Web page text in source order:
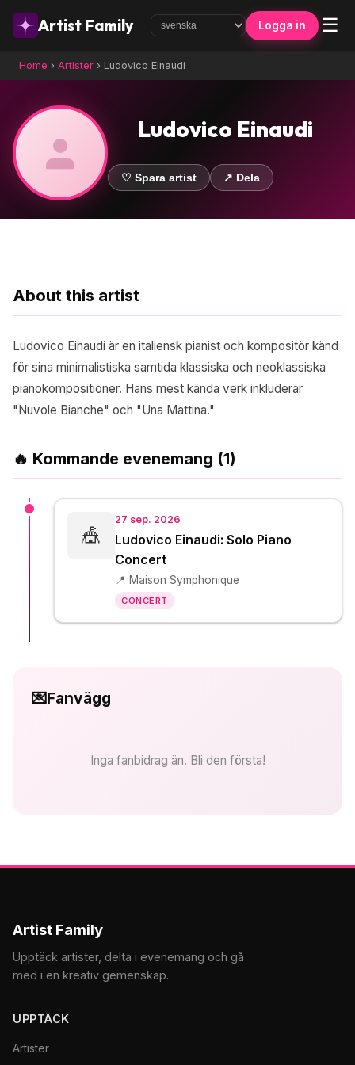
Artist Family Logga in ☰
Home › Artister › Ludovico Einaudi
Ludovico Einaudi
♡ Spara artist ↗ Dela
About this artist
Ludovico Einaudi är en italiensk pianist och kompositör känd
för sina minimalistiska samtida klassiska och neoklassiska
pianokompositioner. Hans mest kända verk inkluderar
"Nuvole Bianche" och "Una Mattina."
🔥 Kommande evenemang (1)
🎪
27 sep. 2026
Ludovico Einaudi: Solo Piano
Concert
📍 Maison Symphonique
CONCERT
💌Fanvägg
Inga fanbidrag än. Bli den första!
Artist Family
Upptäck artister, delta i evenemang och gå
med i en kreativ gemenskap.
UPPTÄCK
Artister